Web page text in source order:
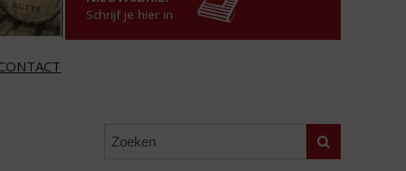
Schrijf je hier in
Zoeken